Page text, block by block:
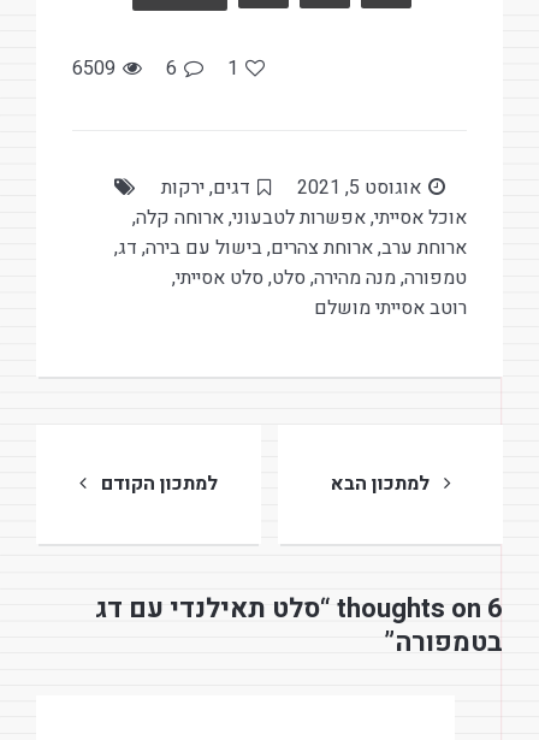
6509 6 1
אוגוסט 5, 2021 דגים,ירקות
אוכל אסייתי,אפשרות לטבעוני,ארוחה קלה,
ארוחת ערב,ארוחת צהרים,בישול עם בירה, דג,
טמפורה,מנה מהירה,סלט,סלט אסייתי,
רוטב אסייתי מושלם
ניווט
למתכון הקודם למתכון הבא
6 thoughts on “סלט תאילנדי עם דג
בטמפורה”